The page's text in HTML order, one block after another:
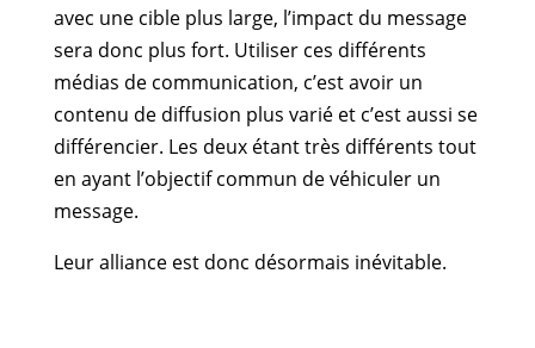
avec une cible plus large, l’impact du message
sera donc plus fort. Utiliser ces différents
médias de communication, c’est avoir un
contenu de diffusion plus varié et c’est aussi se
différencier. Les deux étant très différents tout
en ayant l’objectif commun de véhiculer un
message.
Leur alliance est donc désormais inévitable.